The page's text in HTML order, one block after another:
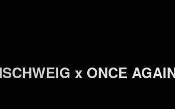
x ONCE